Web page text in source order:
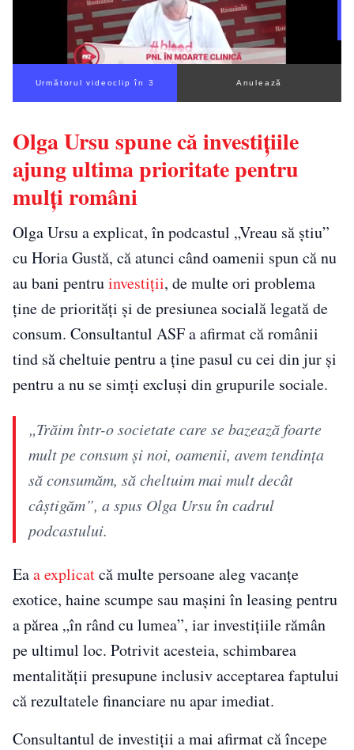
Următorul videoclip în 2 Anulează
Olga Ursu spune că investițiile
ajung ultima prioritate pentru
mulți români
Olga Ursu a explicat, în podcastul „Vreau să știu”
cu Horia Gustă, că atunci când oamenii spun că nu
au bani pentruinvestiții, de multe ori problema
ține de priorități și de presiunea socială legată de
consum. Consultantul ASF a afirmat că românii
tind să cheltuie pentru a ține pasul cu cei din jur și
pentru a nu se simți excluși din grupurile sociale.
„Trăim într-o societate care se bazează foarte
mult pe consum și noi, oamenii, avem tendința
să consumăm, să cheltuim mai mult decât
câștigăm”, a spus Olga Ursu în cadrul
podcastului.
Eaa explicatcă multe persoane aleg vacanțe
exotice, haine scumpe sau mașini în leasing pentru
a părea „în rând cu lumea”, iar investițiile rămân
pe ultimul loc. Potrivit acesteia, schimbarea
mentalității presupune inclusiv acceptarea faptului
că rezultatele financiare nu apar imediat.
Consultantul de investiții a mai afirmat că începe